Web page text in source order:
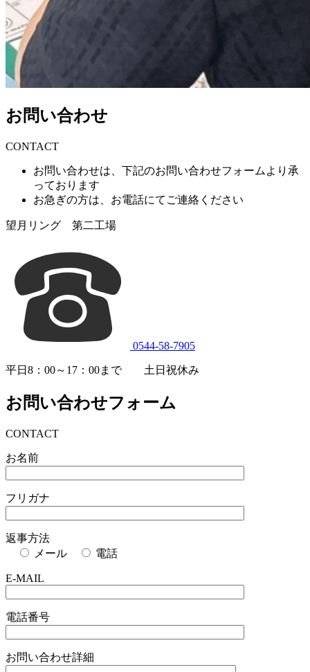
お問い合わせ
CONTACT
お問い合わせは、下記のお問い合わせフォームより承
っております
お急ぎの方は、お電話にてご連絡ください
望月リング 第二工場
0544-58-7905
平日8：00～17：00まで 土日祝休み
お問い合わせフォーム
CONTACT
お名前
フリガナ
返事方法
メール
電話
E-MAIL
電話番号
お問い合わせ詳細